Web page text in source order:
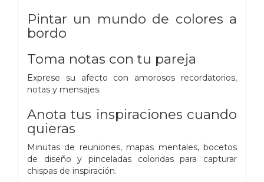
Pintar un mundo de colores a
bordo
Toma notas con tu pareja
Exprese su afecto con amorosos recordatorios,
notas y mensajes.
Anota tus inspiraciones cuando
quieras
Minutas de reuniones, mapas mentales, bocetos
de diseño y pinceladas coloridas para capturar
chispas de inspiración.